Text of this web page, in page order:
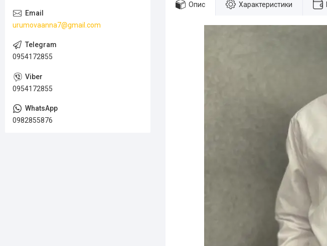
Опис Характеристики
urumovaanna7@gmail.com
0954172855
0954172855
0982855876